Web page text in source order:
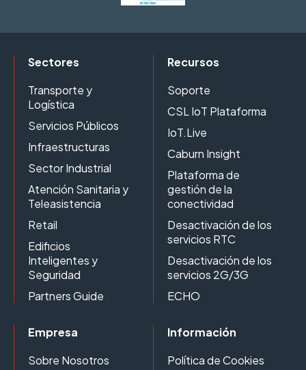
Sectores
Transporte y
Logística
Servicios Públicos
Infraestructuras
Sector Industrial
Atención Sanitaria y
Teleasistencia
Retail
Edificios
Inteligentes y
Seguridad
Partners Guide
Recursos
Soporte
CSL IoT Plataforma
IoT.Live
Caburn Insight
Plataforma de
gestión de la
conectividad
Desactivación de los
servicios RTC
Desactivación de los
servicios 2G/3G
ECHO
Empresa
Sobre Nosotros
Información
Política de Cookies